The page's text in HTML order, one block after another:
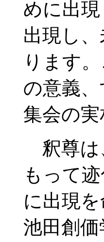
めに出
出現し
ります
の意義
集会の
釈尊は
もって
に出現
池田創